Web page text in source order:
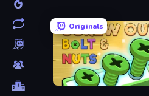
Originals
Screw Out: Bolts and Nuts